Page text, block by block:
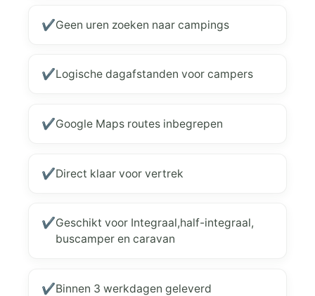
✔Geen uren zoeken naar campings
✔Logische dagafstanden voor campers
✔Google Maps routes inbegrepen
✔Direct klaar voor vertrek
✔Geschikt voor Integraal,half-integraal,
buscamper en caravan
✔Binnen 3 werkdagen geleverd